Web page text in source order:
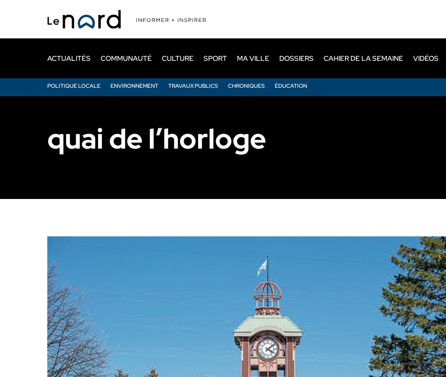
principal
ACTUALITÉS
POLITIQUE LOCALE ENVIRONNEMENT TRAVAUX PUBLICS CHRONIQUES ÉDUCATION
COMMUNAUTÉ CULTURE SPORT MA VILLE DOSSIERS CAHIER DE LA SEMAINE VIDÉOS
quai de l’horloge